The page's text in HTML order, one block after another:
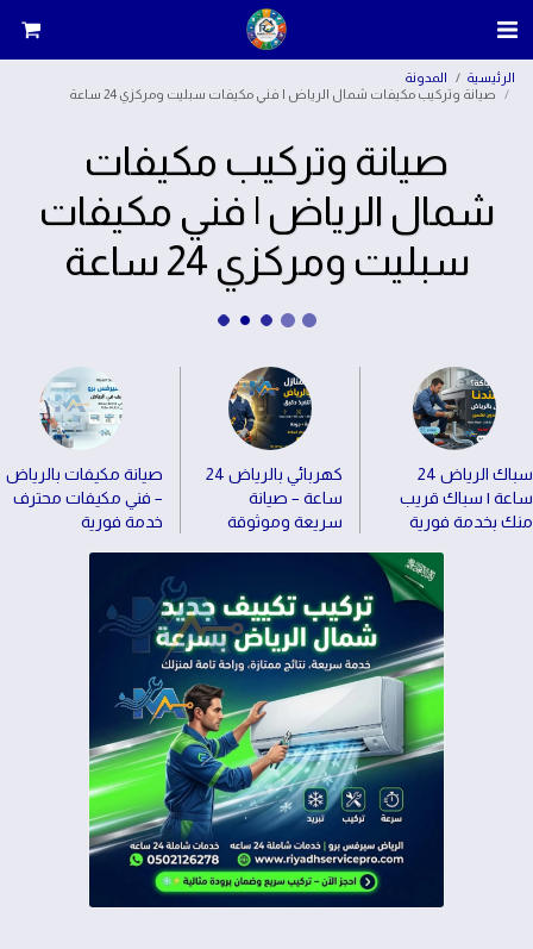
الرئيسية
المدونة
صيانة وتركيب مكيفات شمال الرياض | فني مكيفات سبليت ومركزي 24 ساعة
صيانة وتركيب مكيفات
شمال الرياض | فني مكيفات
سبليت ومركزي 24 ساعة
سباك الرياض 24
ساعة | سباك قريب
منك بخدمة فورية
كهربائي بالرياض 24
ساعة – صيانة
سريعة وموثوقة
صيانة مكيفات بالرياض
– فني مكيفات محترف
خدمة فورية